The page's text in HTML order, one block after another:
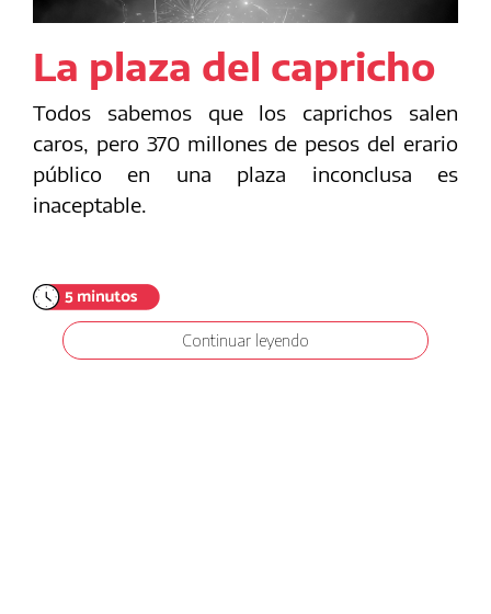
La plaza del capricho
Todos sabemos que los caprichos salen
caros, pero 370 millones de pesos del erario
público en una plaza inconclusa es
inaceptable.
Continuar leyendo